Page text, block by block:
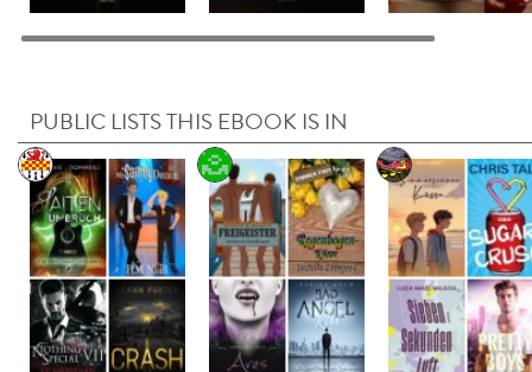
PUBLIC LISTS THIS EBOOK IS IN